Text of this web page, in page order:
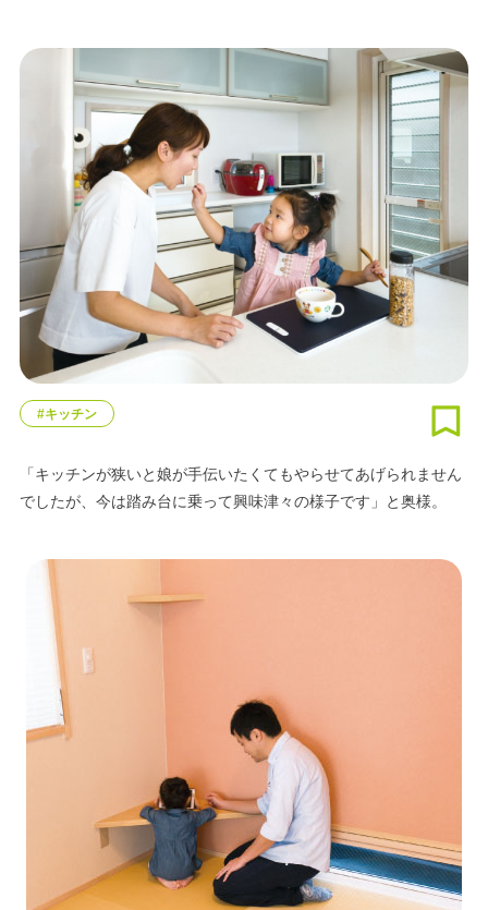
#キッチン
「キッチンが狭いと娘が手伝いたくてもやらせてあげられません
でしたが、今は踏み台に乗って興味津々の様子です」と奥様。